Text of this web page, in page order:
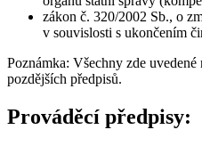
zákon č. 320/2002 Sb., o
v souvislosti s ukončením
Poznámka: Všechny zde
pozdějších předpisů.
Prováděcí předpisy: